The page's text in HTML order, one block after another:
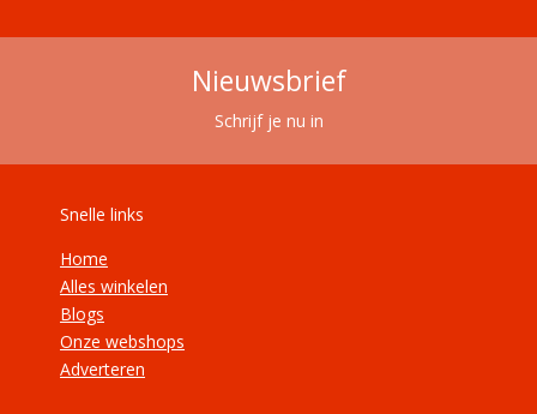
Nieuwsbrief
Schrijf je nu in
Snelle links
Home
Alles winkelen
Blogs
Onze webshops
Adverteren